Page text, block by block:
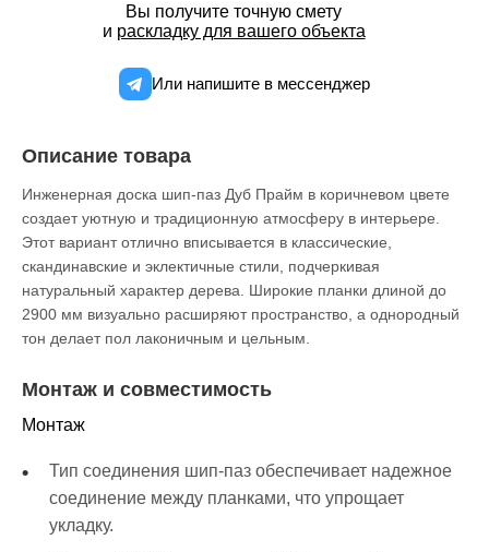
Вы получите точную смету
и раскладку для вашего объекта
Или напишите в мессенджер
Описание товара
Инженерная доска шип-паз Дуб Прайм в коричневом цвете
создает уютную и традиционную атмосферу в интерьере.
Этот вариант отлично вписывается в классические,
скандинавские и эклектичные стили, подчеркивая
натуральный характер дерева. Широкие планки длиной до
2900 мм визуально расширяют пространство, а однородный
тон делает пол лаконичным и цельным.
Монтаж и совместимость
Монтаж
Тип соединения шип-паз обеспечивает надежное
соединение между планками, что упрощает
укладку.